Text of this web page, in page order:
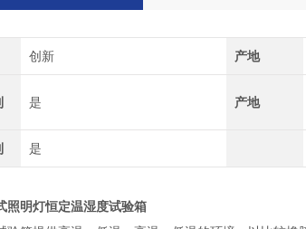
创新 产地
是 产地
是
照明灯恒定温湿度试验箱